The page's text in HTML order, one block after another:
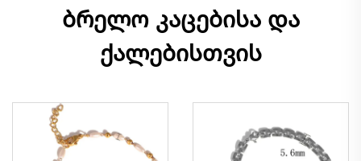
ბრელო კაცებისა და
ქალებისთვის